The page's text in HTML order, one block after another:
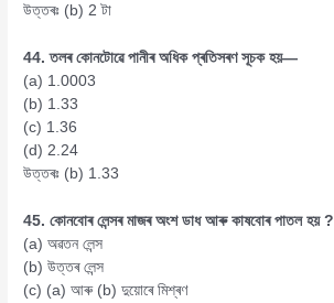
উত্তৰঃ (b) 2 টা
44. তলৰ কোনটোৱে পানীৰ অধিক প্ৰতিসৰণ সূচক হয়—
(a) 1.0003
(b) 1.33
(c) 1.36
(d) 2.24
উত্তৰঃ (b) 1.33
45. কোনবোৰ লেন্সৰ মাজৰ অংশ ডাধ আৰু কাষবোৰ পাতল হয় ?
(a) অৱতন লেন্স
(b) উত্তৰ লেন্স
(c) (a) আৰু (b) দুয়োৰে মিশ্ৰণ